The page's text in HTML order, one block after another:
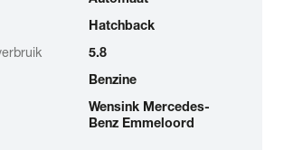
Hatchback
5.8
Benzine
Wensink Mercedes-
Benz Emmeloord